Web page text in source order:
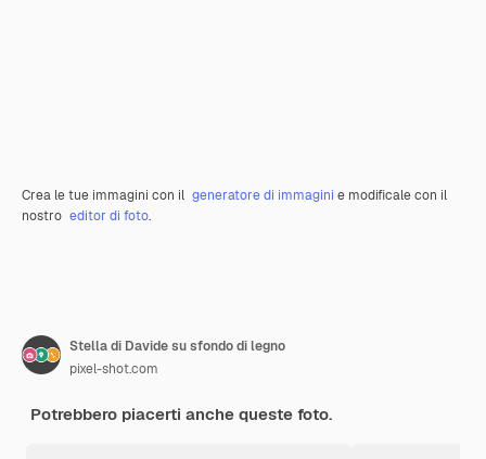
Crea le tue immagini con il generatore di immagini e modificale con il
nostro editor di foto.
Stella di Davide su sfondo di legno
pixel-shot.com
Potrebbero piacerti anche queste foto.